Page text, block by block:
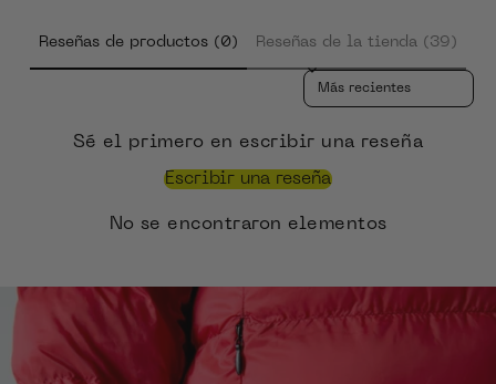
Reseñas de productos (0) Reseñas de la tienda (39)
Sort reviews by
Sé el primero en escribir una reseña
Escribir una reseña
No se encontraron elementos